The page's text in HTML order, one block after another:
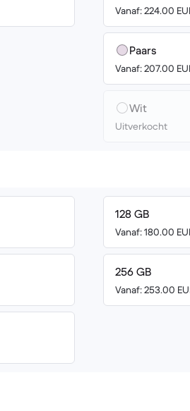
Vanaf: 224.00
Paars
Vanaf: 207.00
Wit
Uitverkocht
128 GB
Vanaf: 180.00
256 GB
Vanaf: 253.00